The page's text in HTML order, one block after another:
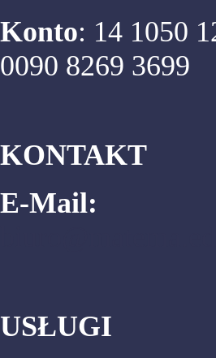
Konto: 14 1050
0090 8269 3699
KONTAKT
E-Mail:
USŁUGI